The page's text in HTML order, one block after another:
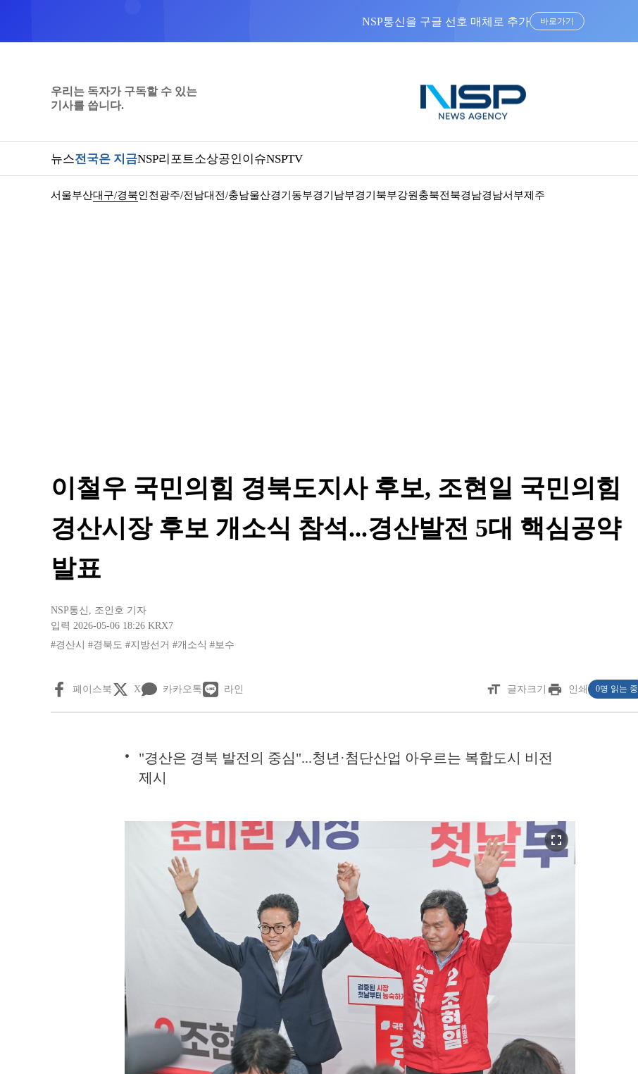
“우리는 독자가 구독할 수 있는 기사를 씁니다”
우리는 독자가 구독할 수 있는
기사를 씁니다.
뉴스전국은 지금NSP리포트소상공인이슈NSPTV
서울부산대구/경북인천 광주/전남대전/충남울산경기동부경기남부경기북부강원 충북전북경남경남서부제주
이철우 국민의힘 경북도지사 후보, 조현일 국민의힘
경산시장 후보 개소식 참석...경산발전 5대 핵심공약
발표
NSP통신 , 조인호 기자
입력 2026-05-06 18:26 KRX7
#경산시
#경북도 #지방선거 #개소식 #보수
페이스북 X 카카오톡 라인 format_size 글자크기 print 인쇄 0명 읽는 중
"경산은 경북 발전의 중심"...청년·첨단산업 아우르는 복합도시 비전
제시
fullscreen